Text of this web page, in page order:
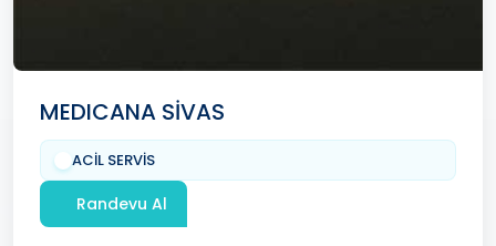
MEDICANA SİVAS
ACİL SERVİS
Randevu Al